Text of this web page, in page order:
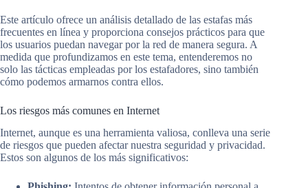
Este artículo ofrece un análisis detallado de las estafas más
frecuentes en línea y proporciona consejos prácticos para que
los usuarios puedan navegar por la red de manera segura. A
medida que profundizamos en este tema, entenderemos no
solo las tácticas empleadas por los estafadores, sino también
cómo podemos armarnos contra ellos.
Los riesgos más comunes en Internet
Internet, aunque es una herramienta valiosa, conlleva una serie
de riesgos que pueden afectar nuestra seguridad y privacidad.
Estos son algunos de los más significativos: